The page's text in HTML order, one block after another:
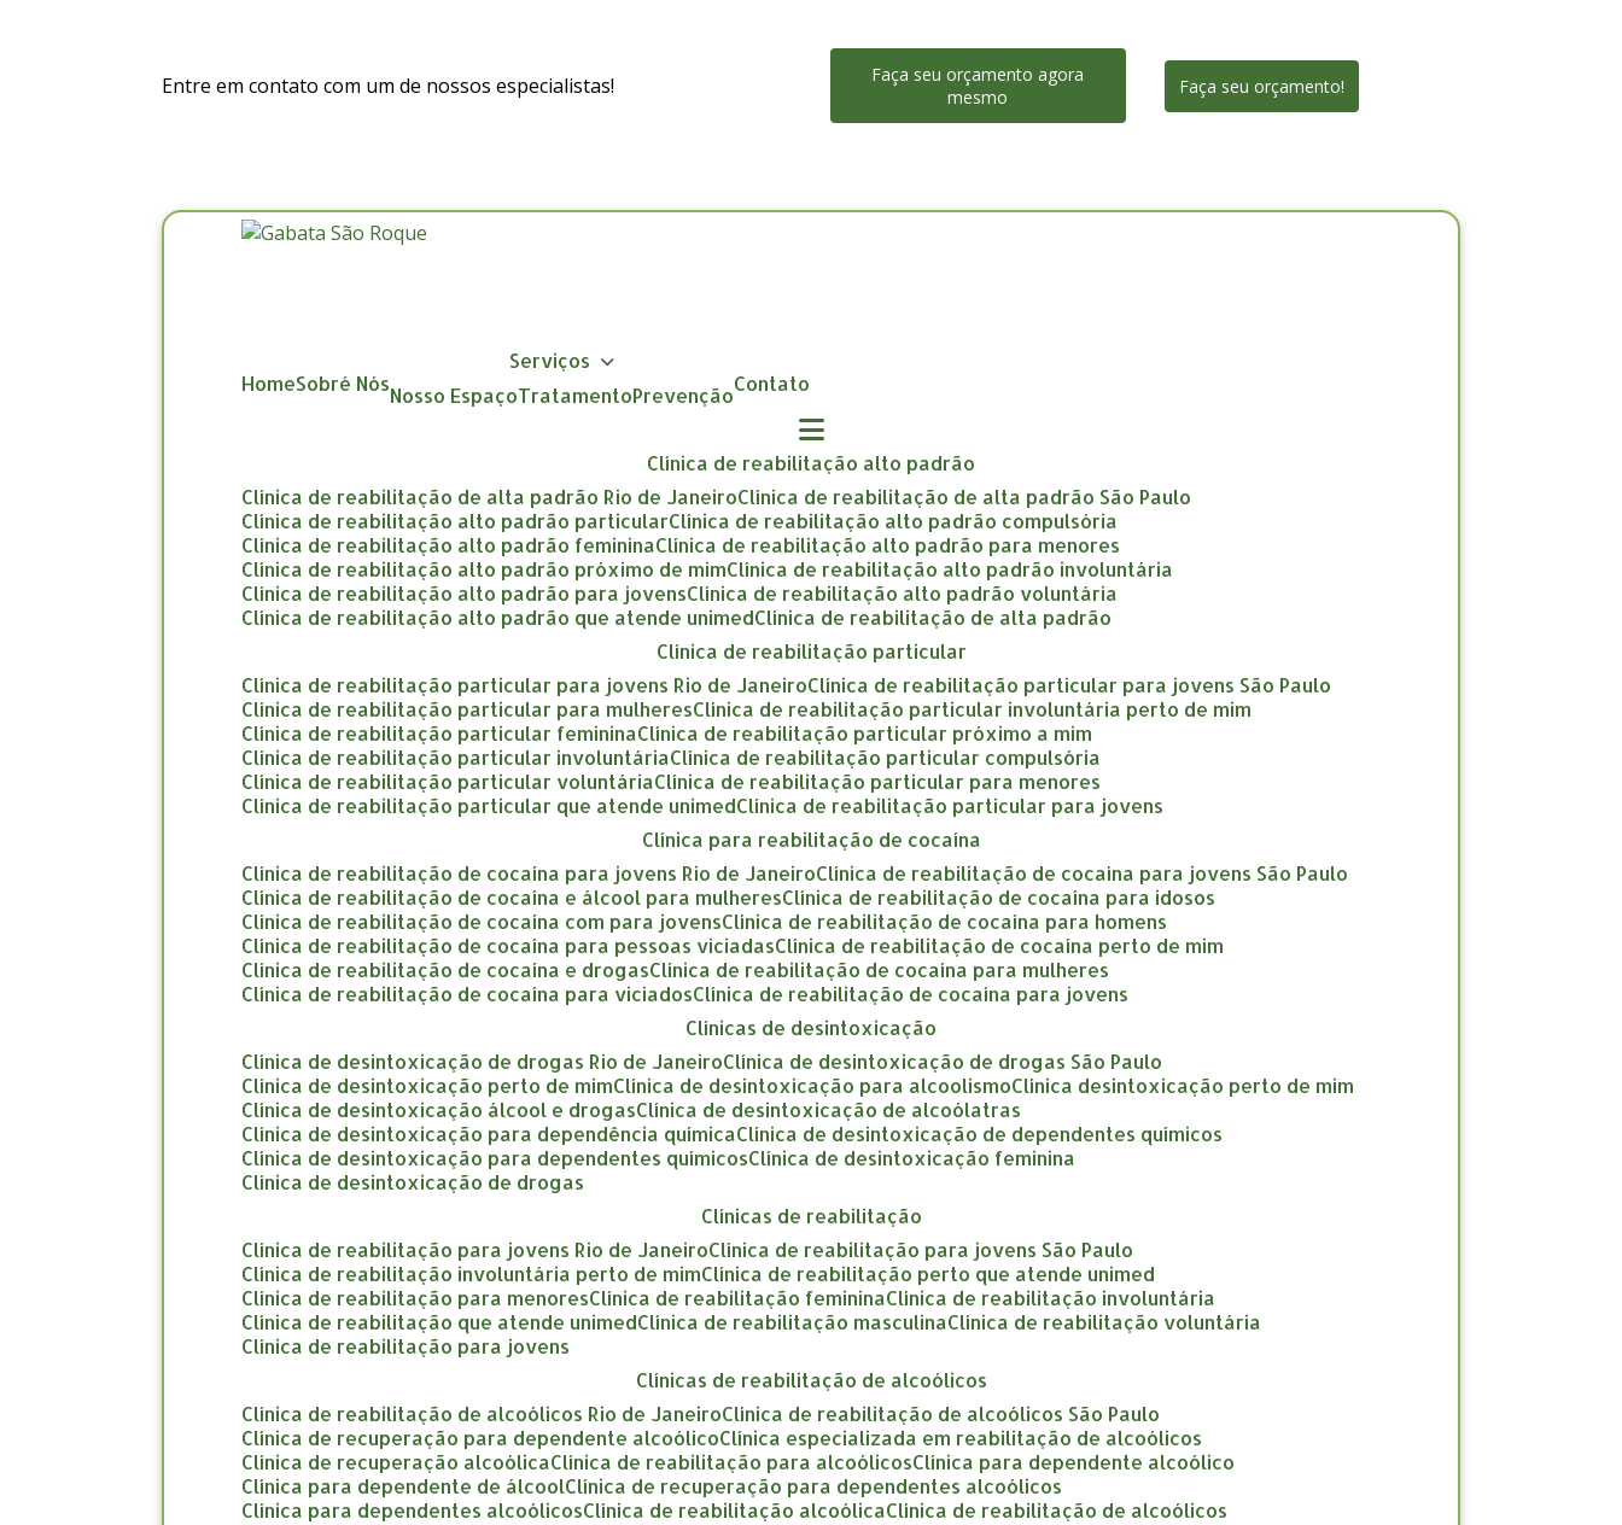
Entre em contato com um de nossos especialistas!
Faça seu orçamento agora
mesmo
Faça seu orçamento!
Home Sobré Nós
Serviços
Nosso Espaço
Tratamento Prevenção Contato
clínica de reabilitação alto padrão
clínica de reabilitação de alta padrão Rio de Janeiro clínica de reabilitação de alta padrão São Paulo
clínica de reabilitação alto padrão particular clínica de reabilitação alto padrão compulsória
clínica de reabilitação alto padrão feminina clínica de reabilitação alto padrão para menores
clínica de reabilitação alto padrão próximo de mim clínica de reabilitação alto padrão involuntária
clínica de reabilitação alto padrão para jovens clínica de reabilitação alto padrão voluntária
clínica de reabilitação alto padrão que atende unimed clínica de reabilitação de alta padrão
clínica de reabilitação particular
clínica de reabilitação particular para jovens Rio de Janeiro clínica de reabilitação particular para jovens São Paulo
clínica de reabilitação particular para mulheres clínica de reabilitação particular involuntária perto de mim
clínica de reabilitação particular feminina clínica de reabilitação particular próximo a mim
clínica de reabilitação particular involuntária clínica de reabilitação particular compulsória
clínica de reabilitação particular voluntária clínica de reabilitação particular para menores
clínica de reabilitação particular que atende unimed clínica de reabilitação particular para jovens
clínica para reabilitação de cocaína
clínica de reabilitação de cocaína para jovens Rio de Janeiro clínica de reabilitação de cocaína para jovens São Paulo
clínica de reabilitação de cocaína e álcool para mulheres clínica de reabilitação de cocaína para idosos
clínica de reabilitação de cocaína com para jovens clínica de reabilitação de cocaína para homens
clínica de reabilitação de cocaína para pessoas viciadas clínica de reabilitação de cocaína perto de mim
clínica de reabilitação de cocaína e drogas clínica de reabilitação de cocaína para mulheres
clínica de reabilitação de cocaína para viciados clínica de reabilitação de cocaína para jovens
clínicas de desintoxicação
clínica de desintoxicação de drogas Rio de Janeiro clínica de desintoxicação de drogas São Paulo
clínica de desintoxicação perto de mim clínica de desintoxicação para alcoolismo clínica desintoxicação perto de mim
clínica de desintoxicação álcool e drogas clínica de desintoxicação de alcoólatras
clínica de desintoxicação para dependência química clínica de desintoxicação de dependentes químicos
clínica de desintoxicação para dependentes químicos clínica de desintoxicação feminina
clínica de desintoxicação de drogas
clínicas de reabilitação
clínica de reabilitação para jovens Rio de Janeiro clínica de reabilitação para jovens São Paulo
clínica de reabilitação involuntária perto de mim clínica de reabilitação perto que atende unimed
clínica de reabilitação para menores clínica de reabilitação feminina clínica de reabilitação involuntária
clínica de reabilitação que atende unimed clínica de reabilitação masculina clínica de reabilitação voluntária
clínica de reabilitação para jovens
clínicas de reabilitação de alcoólicos
clínica de reabilitação de alcoólicos Rio de Janeiro clínica de reabilitação de alcoólicos São Paulo
clínica de recuperação para dependente alcoólico clínica especializada em reabilitação de alcoólicos
clínica de recuperação alcoólica clínica de reabilitação para alcoólicos clínica para dependente alcoólico
clínica para dependente de álcool clínica de recuperação para dependentes alcoólicos
clínica para dependentes alcoólicos clínica de reabilitação alcoólica clínica de reabilitação de alcoólicos